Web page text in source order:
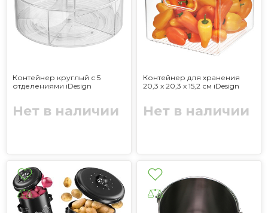
Контейнер круглый с 5
отделениями iDesign
Нет в наличии
Контейнер для хранения
20,3 x 20,3 x 15,2 см iDesign
Нет в наличии